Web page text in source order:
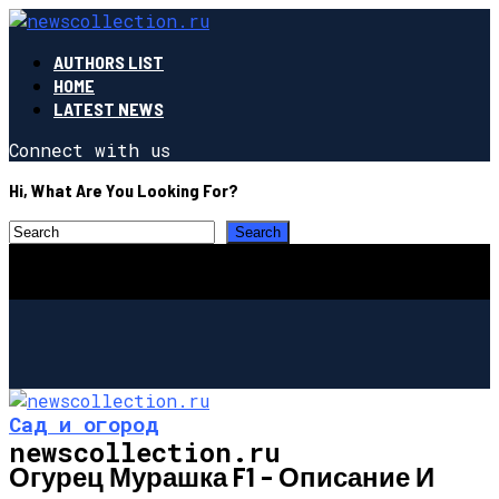
AUTHORS LIST
HOME
LATEST NEWS
Connect with us
Hi, What Are You Looking For?
newscollection.ru
Сад и огород
Огурец Мурашка F1 – Описание И